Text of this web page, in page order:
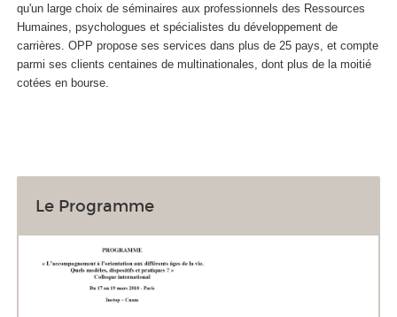
qu'un large choix de séminaires aux professionnels des Ressources
Humaines, psychologues et spécialistes du développement de
carrières. OPP propose ses services dans plus de 25 pays, et compte
parmi ses clients centaines de multinationales, dont plus de la moitié
cotées en bourse.
Le Programme